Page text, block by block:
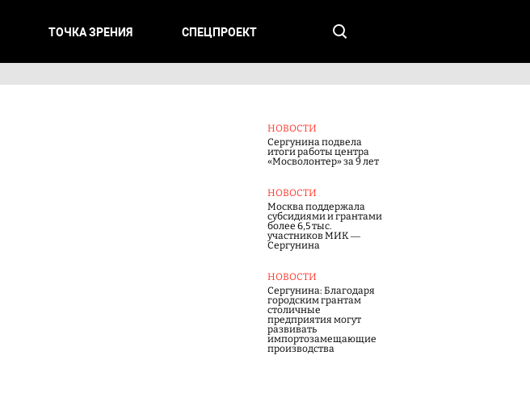
ТОЧКА ЗРЕНИЯ СПЕЦПРОЕКТ
НОВОСТИ
Сергунина подвела
итоги работы центра
«Мосволонтер» за 9 лет
НОВОСТИ
Москва поддержала
субсидиями и грантами
более 6,5 тыс.
участников МИК —
Сергунина
НОВОСТИ
Сергунина: Благодаря
городским грантам
столичные
предприятия могут
развивать
импортозамещающие
производства